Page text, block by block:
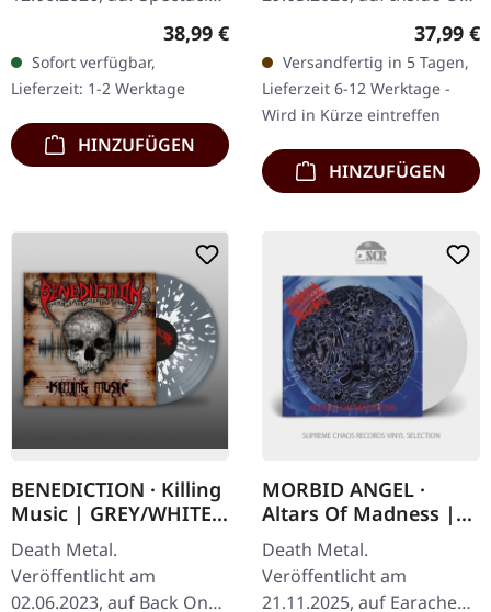
Bonzai. Schwarzes Vinyl
im Standard-Cover.
Angine De Poitrine
kehren mit „Vol.…
Regulärer Preis:
38,99 €
Sofort verfügbar,
Lieferzeit: 1-2 Werktage
HINZUFÜGEN
Music. Limitiertes Triple-
Gatefold-Cover mit 180g
schwarzem Vinyl, Poly-
Innenhuellen…
37,99 €
Versandfertig in 5 Tagen,
Lieferzeit 6-12 Werktage -
Wird in Kürze eintreffen
HINZUFÜGEN
BENEDICTION · Killing
Music | GREY/WHITE
SPLATTER LP
Death Metal.
Veröffentlicht am
02.06.2023, auf Back On
MORBID ANGEL ·
Altars Of Madness |
WHITE LP
Death Metal.
Veröffentlicht am
21.11.2025, auf Earache